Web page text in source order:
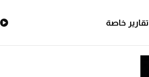
تقارير خاصة